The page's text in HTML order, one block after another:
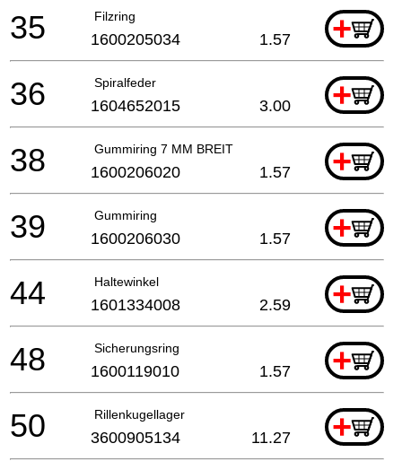
Filzring +
35 1600205034 1.57
Spiralfeder +
36 1604652015 3.00
Gummiring 7 MM BREIT +
38 1600206020 1.57
Gummiring +
39 1600206030 1.57
Haltewinkel +
44 1601334008 2.59
Sicherungsring +
48 1600119010 1.57
Rillenkugellager +
50 3600905134 11.27